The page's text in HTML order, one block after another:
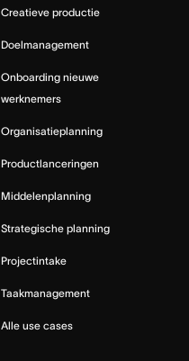
Creatieve productie
Doelmanagement
Onboarding nieuwe
werknemers
Organisatieplanning
Productlanceringen
Middelenplanning
Strategische planning
Projectintake
Taakmanagement
Alle use cases